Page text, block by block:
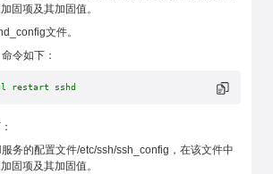
固项及其加固值。
文件。
令如下：
restart sshd
务的配置文件/etc/ssh/ssh_config，在该文件中
固项及其加固值。